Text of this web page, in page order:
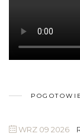
WRZ 09 2026